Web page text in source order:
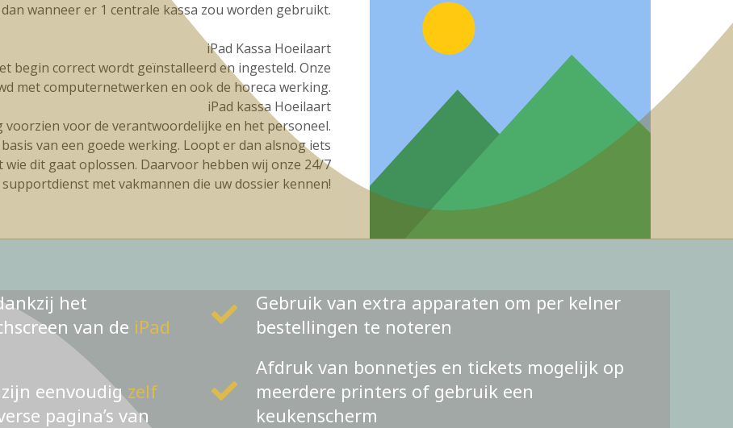
wanneer er 1 centrale kassa zou worden gebruikt.
iPad Kassa Hoeilaart
begin correct wordt geïnstalleerd en ingesteld. Onze
met computernetwerken en ook de horeca werking.
iPad kassa Hoeilaart
voor de verantwoordelijke en het personeel.
van een goede werking. Loopt er dan alsnog iets
dit gaat oplossen. Daarvoor hebben wij onze 24/7
supportdienst met vakmannen die uw dossier kennen!
het
van de iPad
eenvoudigzelf
pagina’s van
Gebruik van extra apparaten om per kelner
bestellingen te noteren
Afdruk van bonnetjes en tickets mogelijk op
meerdere printers of gebruik een
keukenscherm